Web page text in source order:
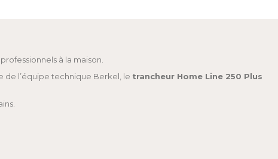
à la maison.
de l’équipe technique Berkel, le trancheur Home Line 250 Plus